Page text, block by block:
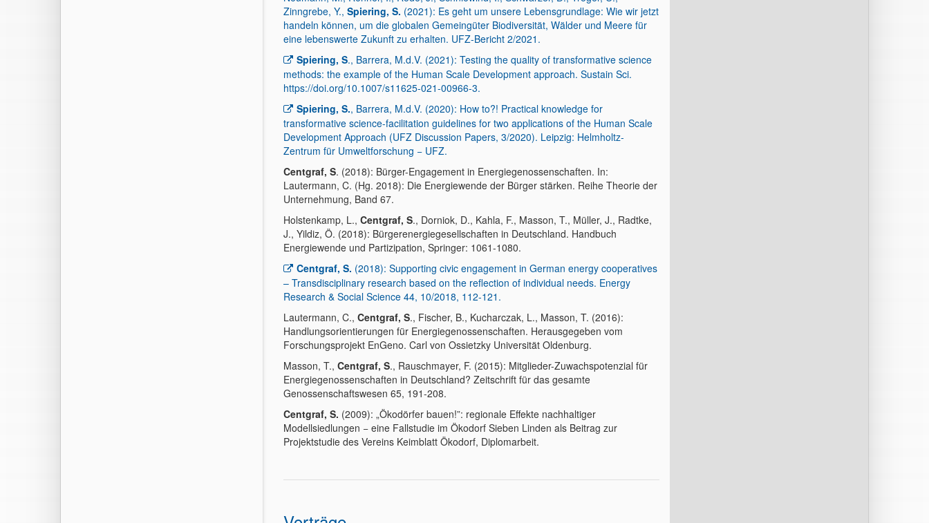
Zinngrebe, Y., Spiering, S. (2021): Es geht um unsere Lebensgrundlage: Wie wir jetzt
handeln können, um die globalen Gemeingüter Biodiversität, Wälder und Meere für
eine lebenswerte Zukunft zu erhalten. UFZ-Bericht 2/2021.
Spiering, S., Barrera, M.d.V. (2021): Testing the quality of transformative science
methods: the example of the Human Scale Development approach. Sustain Sci.
https://doi.org/10.1007/s11625-021-00966-3.
Spiering, S., Barrera, M.d.V. (2020): How to?! Practical knowledge for
transformative science-facilitation guidelines for two applications of the Human Scale
Development Approach (UFZ Discussion Papers, 3/2020). Leipzig: Helmholtz-
Zentrum für Umweltforschung − UFZ.
Centgraf, S. (2018): Bürger-Engagement in Energiegenossenschaften. In:
Lautermann, C. (Hg. 2018): Die Energiewende der Bürger stärken. Reihe Theorie der
Unternehmung, Band 67.
Holstenkamp, L., Centgraf, S., Dorniok, D., Kahla, F., Masson, T., Müller, J., Radtke,
J., Yildiz, Ö. (2018): Bürgerenergiegesellschaften in Deutschland. Handbuch
Energiewende und Partizipation, Springer: 1061-1080.
Centgraf, S. (2018): Supporting civic engagement in German energy cooperatives
– Transdisciplinary research based on the reflection of individual needs. Energy
Research & Social Science 44, 10/2018, 112-121.
Lautermann, C., Centgraf, S., Fischer, B., Kucharczak, L., Masson, T. (2016):
Handlungsorientierungen für Energiegenossenschaften. Herausgegeben vom
Forschungsprojekt EnGeno. Carl von Ossietzky Universität Oldenburg.
Masson, T., Centgraf, S., Rauschmayer, F. (2015): Mitglieder-Zuwachspotenzial für
Energiegenossenschaften in Deutschland? Zeitschrift für das gesamte
Genossenschaftswesen 65, 191-208.
Centgraf, S. (2009): „Ökodörfer bauen!”: regionale Effekte nachhaltiger
Modellsiedlungen − eine Fallstudie im Ökodorf Sieben Linden als Beitrag zur
Projektstudie des Vereins Keimblatt Ökodorf, Diplomarbeit.